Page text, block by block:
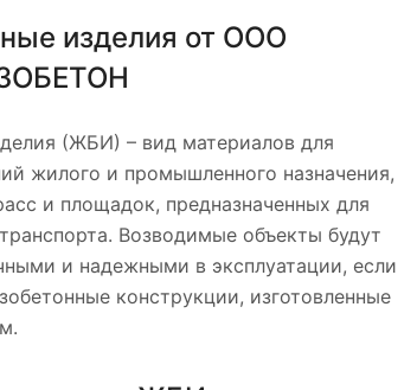
изделия от ООО
(ЖБИ) – вид материалов для
жилого и промышленного назначения,
и площадок, предназначенных для
Возводимые объекты будут
и надежными в эксплуатации, если
конструкции, изготовленные